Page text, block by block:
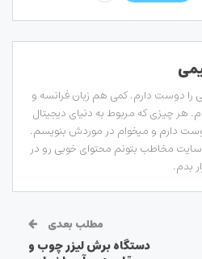
را دوست دارم. کمی هم زبان فرانسه و
هر چیزی که مربوط به دنیای دیجیتال
دارم و میخوام در موردش بنویسم.
سایت مخاطب بتونم محتوای خوبی رو در
بدم.
مطلب بعدی
دستگاه برش لیزر چوب و